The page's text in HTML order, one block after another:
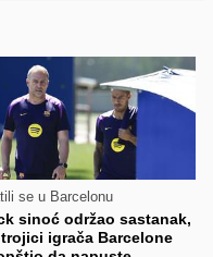
se u Barcelonu
sinoć održao sastanak,
igrača Barcelone